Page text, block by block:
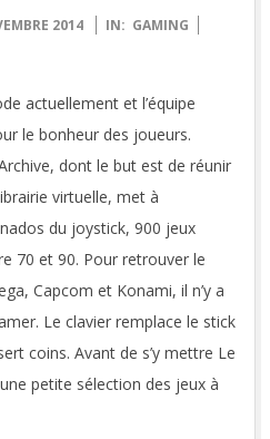
2014 IN: GAMING
actuellement et l’équipe
le bonheur des joueurs.
dont le but est de réunir
virtuelle, met à
du joystick, 900 jeux
70 et 90. Pour retrouver le
Capcom et Konami, il n’y a
Le clavier remplace le stick
coins. Avant de s’y mettre Le
petite sélection des jeux à